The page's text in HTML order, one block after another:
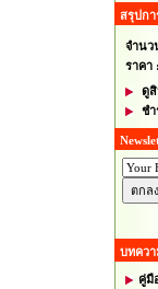
สรุปก
จำนว
ราคา :
ดู
ชำ
บทคว
คู่มื